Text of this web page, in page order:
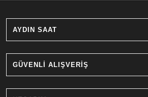
AYDIN SAAT
GÜVENLİ ALIŞVERİŞ